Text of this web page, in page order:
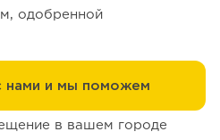
одобренной
нами и мы поможем
в вашем городе